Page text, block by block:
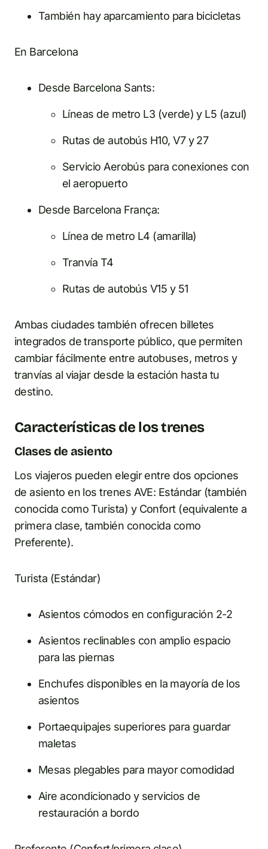
También hay aparcamiento para bicicletas
En Barcelona
Desde Barcelona Sants:
Líneas de metro L3 (verde) y L5 (azul)
Rutas de autobús H10, V7 y 27
Servicio Aerobús para conexiones con
el aeropuerto
Desde Barcelona França:
Línea de metro L4 (amarilla)
Tranvía T4
Rutas de autobús V15 y 51
Ambas ciudades también ofrecen billetes
integrados de transporte público, que permiten
cambiar fácilmente entre autobuses, metros y
tranvías al viajar desde la estación hasta tu
destino.
Características de los trenes
Clases de asiento
Los viajeros pueden elegir entre dos opciones
de asiento en los trenes AVE: Estándar (también
conocida como Turista) y Confort (equivalente a
primera clase, también conocida como
Preferente).
Turista (Estándar)
Asientos cómodos en configuración 2-2
Asientos reclinables con amplio espacio
para las piernas
Enchufes disponibles en la mayoría de los
asientos
Portaequipajes superiores para guardar
maletas
Mesas plegables para mayor comodidad
Aire acondicionado y servicios de
restauración a bordo